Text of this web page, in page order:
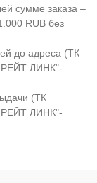
сумме заказа –
RUB без
до адреса (ТК
ЛИНК"-
(ТК
ЛИНК"-